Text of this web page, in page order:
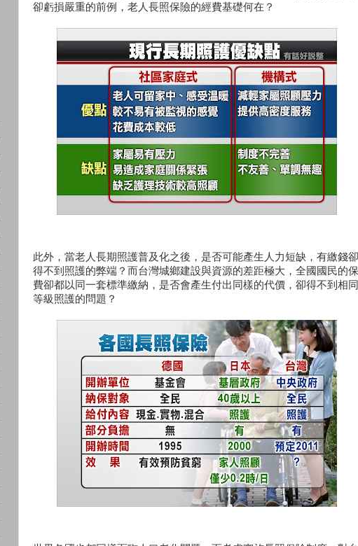
卻虧損嚴重的前例，老人長照保險的經費基礎何在？
此外，當老人長期照護普及化之後，是否可能產生人力短缺，有繳錢卻
得不到照護的弊端？而台灣城鄉建設與資源的差距極大，全國國民的保
費卻都以同一套標準繳納，是否會產生付出同樣的代價，卻得不到相同
等級照護的問題？